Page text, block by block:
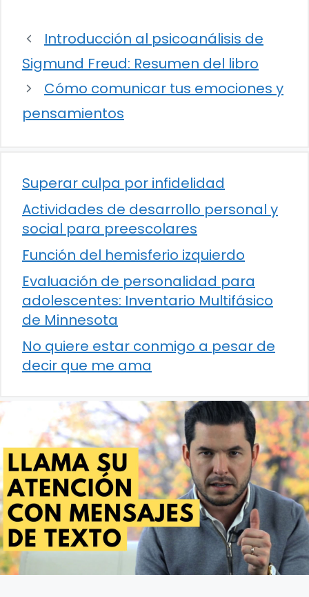
Introducción al psicoanálisis de
Sigmund Freud: Resumen del libro
Cómo comunicar tus emociones y
pensamientos
Superar culpa por infidelidad
Actividades de desarrollo personal y
social para preescolares
Función del hemisferio izquierdo
Evaluación de personalidad para
adolescentes: Inventario Multifásico
de Minnesota
No quiere estar conmigo a pesar de
decir que me ama